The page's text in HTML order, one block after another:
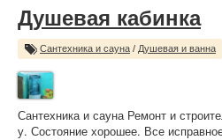
Душевая кабинка
Сантехника и сауна / Душевая и ванна
Сантехника и сауна Ремонт и
у. Состояние хорошее. Все